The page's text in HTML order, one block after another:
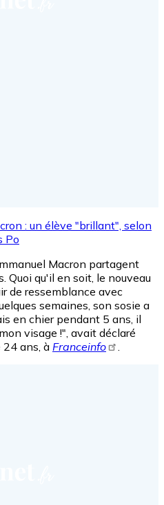
: un élève "brillant", selon
Po
Macron partagent
Quoi qu'il en soit, le nouveau
de ressemblance avec
semaines, son sosie a
en chier pendant 5 ans, il
visage !", avait déclaré
24 ans, à Franceinfo